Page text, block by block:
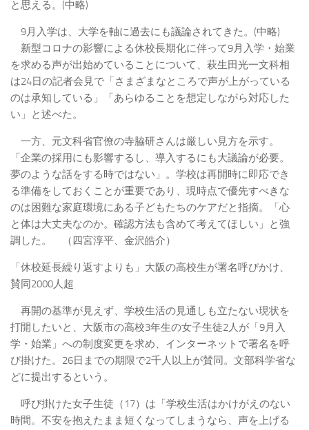
と思える。(中略)
9月入学は、大学を軸に過去にも議論されてきた。(中略)
新型コロナの影響による休校長期化に伴って9月入学・始業
を求める声が出始めていることについて、萩生田光一文科相
は24日の記者会見で「さまざまなところで声が上がっている
のは承知している」「あらゆることを想定しながら対応した
い」と述べた。
一方、元文科省官僚の寺脇研さんは厳しい見方を示す。
「企業の採用にも影響するし、導入するにも大議論が必要。
夢のような話をする時ではない」。学校は再開時に即応でき
る準備をしておくことが重要であり、現時点で優先すべきな
のは困難な家庭環境にある子どもたちのケアだと指摘。「心
と体は大丈夫なのか。確認方法も含めて考えてほしい」と強
調した。 （四宮淳平、金沢皓介）
「休校延長繰り返すよりも」大阪の高校生が署名呼びかけ、
賛同2000人超
再開の基準が見えず、学校生活の見通しも立たない現状を
打開したいと、大阪市の高校3年生の女子生徒2人が「9月入
学・始業」への制度変更を求め、インターネットで署名を呼
び掛けた。26日までの期限で2千人以上が賛同。文部科学省な
どに提出するという。
呼び掛けた女子生徒（17）は「学校生活はかけがえのない
時間。不安を抱えたまま短くなってしまうなら、声を上げる